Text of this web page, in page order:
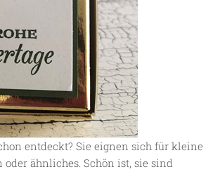
entdeckt? Sie eignen sich für kleine
ähnliches. Schön ist, sie sind